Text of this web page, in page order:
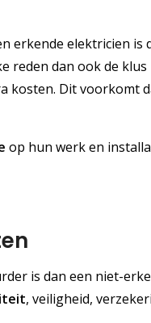
erkende elektricien
reden dan ook de
kosten. Dit voorkomt
op hun werk en
is dan een niet-
, veiligheid,